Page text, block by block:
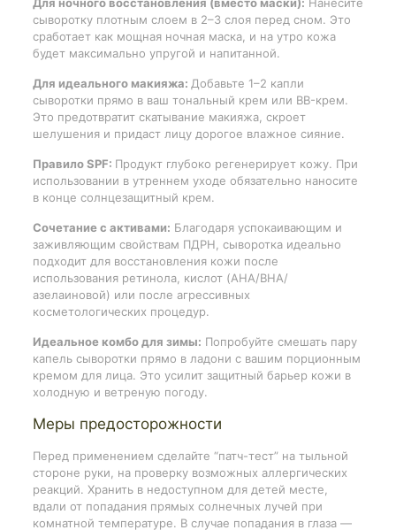
сыворотку плотным слоем в 2–3 слоя перед сном. Это
сработает как мощная ночная маска, и на утро кожа
будет максимально упругой и напитанной.
Для идеального макияжа: Добавьте 1–2 капли
сыворотки прямо в ваш тональный крем или BB-крем.
Это предотвратит скатывание макияжа, скроет
шелушения и придаст лицу дорогое влажное сияние.
Правило SPF: Продукт глубоко регенерирует кожу. При
использовании в утреннем уходе обязательно наносите
в конце солнцезащитный крем.
Сочетание с активами: Благодаря успокаивающим и
заживляющим свойствам ПДРН, сыворотка идеально
подходит для восстановления кожи после
использования ретинола, кислот (AHA/BHA/
азелаиновой) или после агрессивных
косметологических процедур.
Идеальное комбо для зимы: Попробуйте смешать пару
капель сыворотки прямо в ладони с вашим порционным
кремом для лица. Это усилит защитный барьер кожи в
холодную и ветреную погоду.
Меры предосторожности
Перед применением сделайте “патч-тест” на тыльной
стороне руки, на проверку возможных аллергических
реакций. Хранить в недоступном для детей месте,
вдали от попадания прямых солнечных лучей при
комнатной температуре. В случае попадания в глаза —